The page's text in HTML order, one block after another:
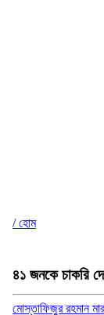
/ হোম
৪১ জনকে চাকরি
মোস্তাফিজুর রহমান